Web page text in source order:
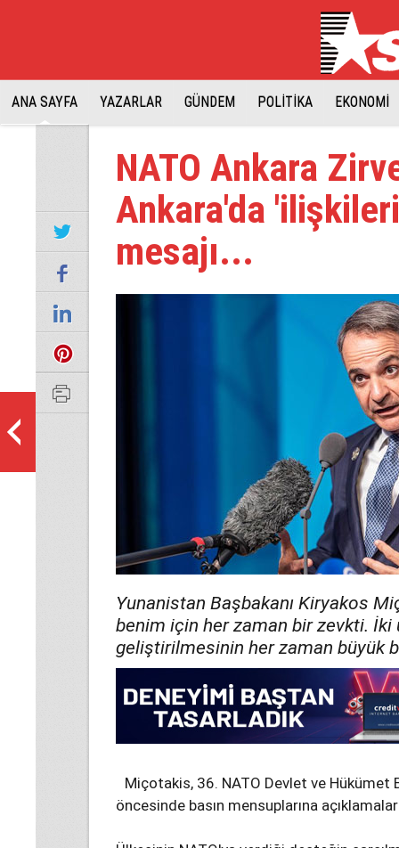
ANA SAYFA YAZARLAR GÜNDEM POLİTİKA EKONOMİ
NATO Ankara
Ankara'da
mesajı...
Yunanistan Başbakanı Kiryakos
benim için her zaman bir zevkti. İki
geliştirilmesinin her zaman büyük
Miçotakis, 36.⁠ ⁠NATO Devlet ve Hükümet
öncesinde basın mensuplarına